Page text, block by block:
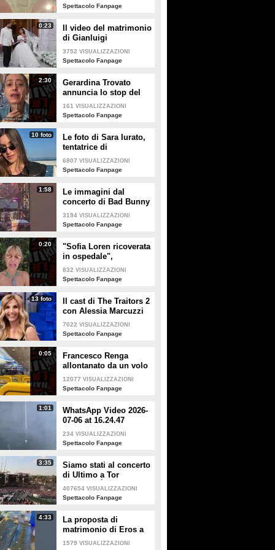
Enrico
Spettacolo Fanpage
0:23
Il video del matrimonio
di Gianluigi
Donnarumma e Alessia
Elefante
3752 VISUALIZZAZIONI
Spettacolo Fanpage
2:30
Gerardina Trovato
annuncia lo stop del
tour per problemi di
salute
161 VISUALIZZAZIONI
Spettacolo Fanpage
10 foto
Le foto di Sara Iurato,
tentatrice di
Temptation Island 2026
6807 VISUALIZZAZIONI
Spettacolo Fanpage
1:58
Le immagini dal
concerto di Bad Bunny
a Milano
3194 VISUALIZZAZIONI
Spettacolo Fanpage
0:20
"Sofia Loren ricoverata
in ospedale",
Alessandra Mussolini
smentisce: "È serena e
832 VISUALIZZAZIONI
Spettacolo Fanpage
13 foto
Il cast di The Traitors 2
con Alessia Marcuzzi
7022 VISUALIZZAZIONI
Spettacolo Fanpage
0:05
Francesco Renga
allontanato da un volo
Ryanair dopo una
discussione con gli
12077 VISUALIZZAZIONI
Spettacolo Fanpage
1:01
WhatsApp Video 2026-
07-06 at 16.24.47
234 VISUALIZZAZIONI
Spettacolo Fanpage
3:35
Siamo stati al concerto
di Ultimo a Tor
Vergata: "È il giorno
che aspettavo, questa è
407654 VISUALIZZAZIONI
Spettacolo Fanpage
4:33
La proposta di
matrimonio di Eros a
Guendalina Canessa
1579 VISUALIZZAZIONI